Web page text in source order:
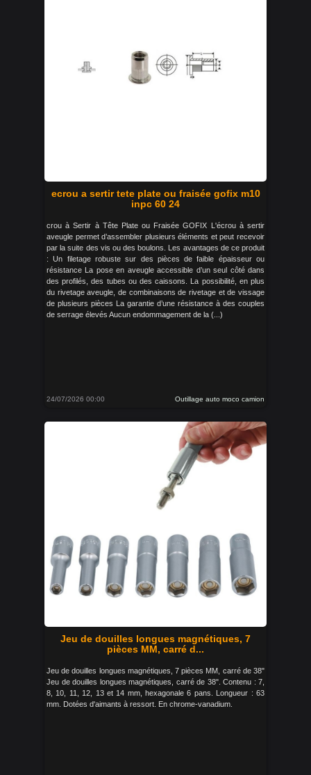
ecrou a sertir tete plate ou fraisée gofix m10
inpc 60 24
crou à Sertir à Tête Plate ou Fraisée GOFIX L'écrou à sertir
aveugle permet d’assembler plusieurs éléments et peut recevoir
par la suite des vis ou des boulons. Les avantages de ce produit
: Un filetage robuste sur des pièces de faible épaisseur ou
résistance La pose en aveugle accessible d’un seul côté dans
des profilés, des tubes ou des caissons. La possibilité, en plus
du rivetage aveugle, de combinaisons de rivetage et de vissage
de plusieurs pièces La garantie d’une résistance à des couples
de serrage élevés Aucun endommagement de la (...)
24/07/2026 00:00 Outillage auto moco camion
Jeu de douilles longues magnétiques, 7
pièces MM, carré d...
Jeu de douilles longues magnétiques, 7 pièces MM, carré de 38"
Jeu de douilles longues magnétiques, carré de 38". Contenu : 7,
8, 10, 11, 12, 13 et 14 mm, hexagonale 6 pans. Longueur : 63
mm. Dotées d'aimants à ressort. En chrome-vanadium.